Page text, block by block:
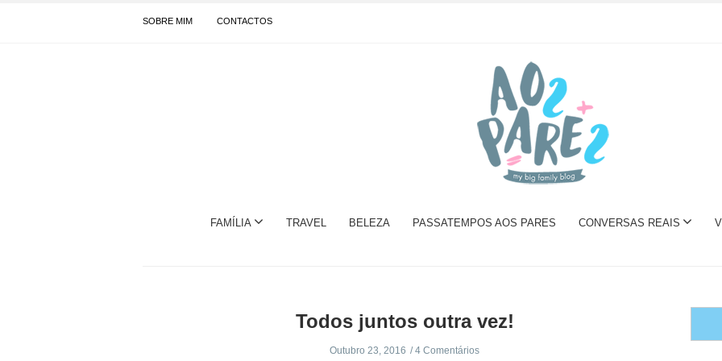
SOBRE MIM CONTACTOS
FAMÍLIA TRAVEL BELEZA PASSATEMPOS AOS PARES CONVERSAS REAIS
Todos juntos outra vez!
Outubro 23, 2016 4 Comentários